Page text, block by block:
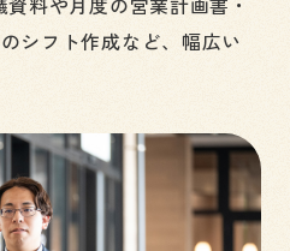
シフト作成など、幅広い